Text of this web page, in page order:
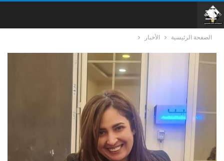
الصفحة الرئيسية الأخبار